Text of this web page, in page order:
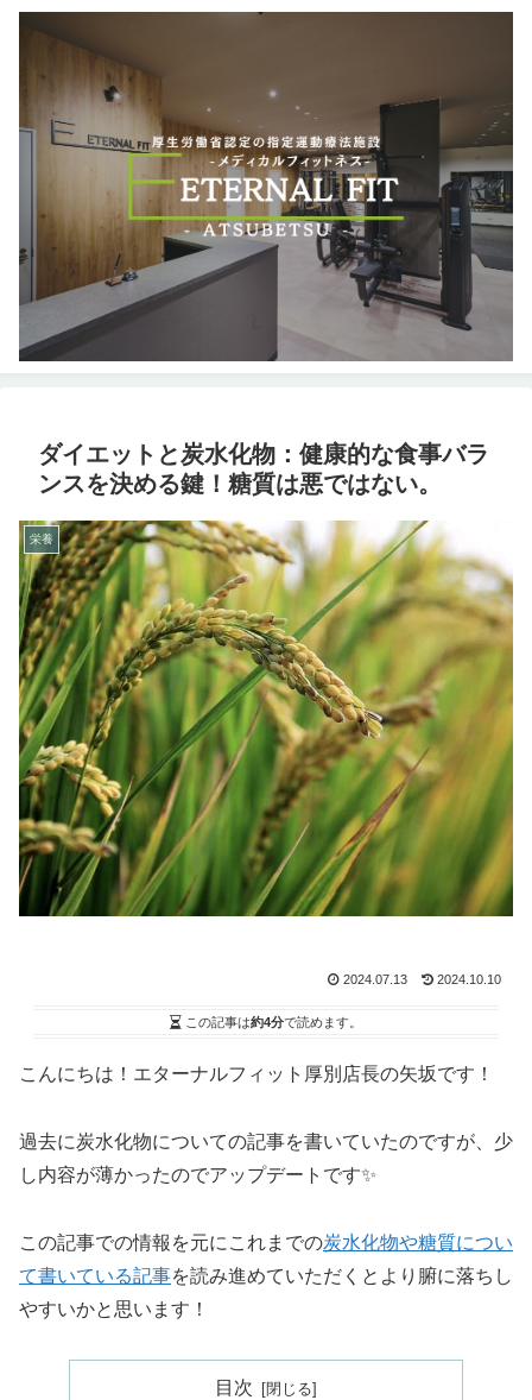
ダイエットと炭水化物：健康的な食事バラ
ンスを決める鍵！糖質は悪ではない。
栄養
2024.07.13 2024.10.10
この記事は約4分で読めます。
こんにちは！エターナルフィット厚別店長の矢坂です！
過去に炭水化物についての記事を書いていたのですが、少
し内容が薄かったのでアップデートです✨
この記事での情報を元にこれまでの炭水化物や糖質につい
て書いている記事を読み進めていただくとより腑に落ちし
やすいかと思います！
目次